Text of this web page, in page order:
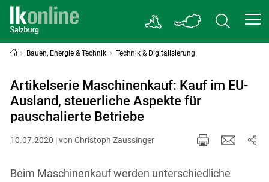
Bauen, Energie & Technik Technik & Digitalisierung
Artikelserie Maschinenkauf: Kauf im EU-
Ausland, steuerliche Aspekte für
pauschalierte Betriebe
10.07.2020 | von Christoph Zaussinger
Beim Maschinenkauf werden unterschiedliche